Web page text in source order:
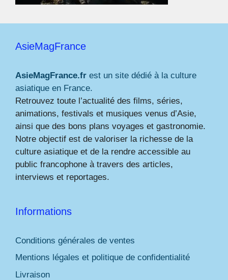
AsieMagFrance
AsieMagFrance.fr est un site dédié à la culture
asiatique en France.
Retrouvez toute l’actualité des films, séries,
animations, festivals et musiques venus d’Asie,
ainsi que des bons plans voyages et gastronomie.
Notre objectif est de valoriser la richesse de la
culture asiatique et de la rendre accessible au
public francophone à travers des articles,
interviews et reportages.
Informations
Conditions générales de ventes
Mentions légales et politique de confidentialité
Livraison